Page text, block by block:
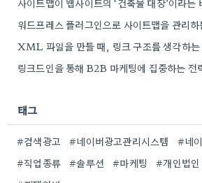
태그
#검색광고 #네이버광고관리시스템 #네
#직업종류
#솔루션 #마케팅 #개인법인